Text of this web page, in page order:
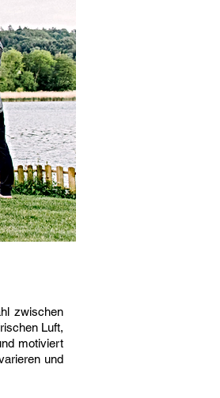
zwischen
Luft,
motiviert
und